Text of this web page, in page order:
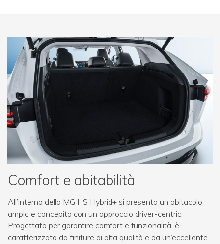
Comfort e abitabilità
All’interno della MG HS Hybrid+ si presenta un abitacolo
ampio e concepito con un approccio driver-centric.
Progettato per garantire comfort e funzionalità, è
caratterizzato da finiture di alta qualità e da un’eccellente